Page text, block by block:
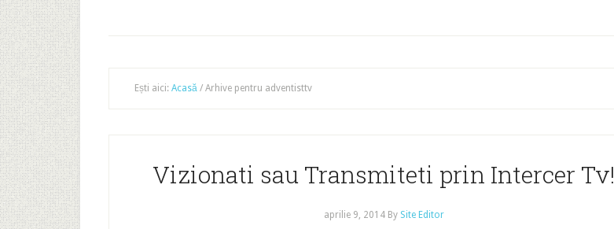
Ești aici: Acasă / Arhive pentru adventisttv
Vizionati sau Transmiteti prin Intercer Tv!
aprilie 9, 2014By Site Editor